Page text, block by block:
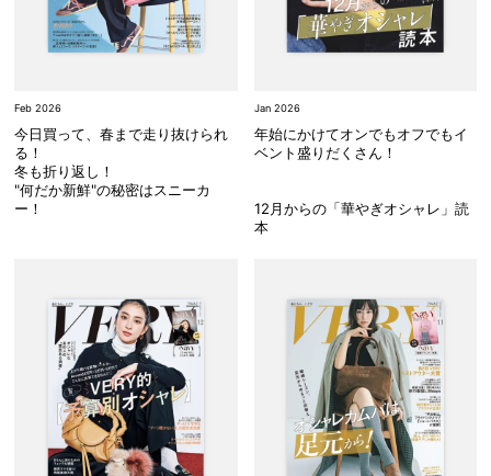
Feb 2026
今日買って、春まで走り抜けられ
る！
冬も折り返し！
"何だか新鮮"の秘密はスニーカ
ー！
Jan 2026
年始にかけてオンでもオフでもイ
ベント盛りだくさん！
12月からの「華やぎオシャレ」読
本